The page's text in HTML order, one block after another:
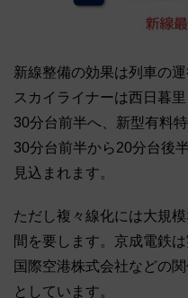
新線整備の効果は列車の
スカイライナーは西日暮
30分台前半へ、新型有料
30分台前半から20分台後
見込まれます。
ただし複々線化には大規
間を要します。京成電鉄
国際空港株式会社などの
としています。